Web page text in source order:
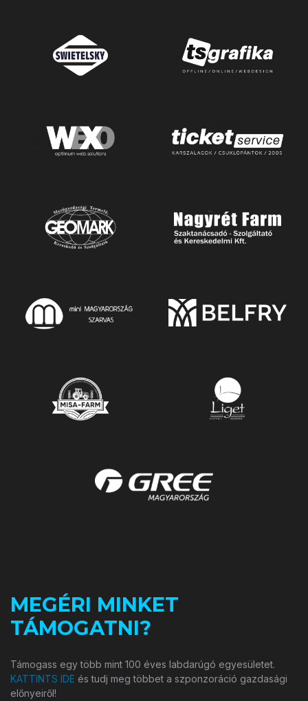
MEGÉRI MINKET
TÁMOGATNI?
Támogass egy több mint 100 éves labdarúgó egyesületet.
KATTINTS IDE és tudj meg többet a szponzoráció gazdasági
előnyeiről!